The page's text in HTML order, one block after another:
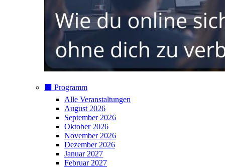
⬛️ Programm
Alle Veranstaltungen
August 2026
September 2026
Oktober 2026
November 2026
Dezember 2026
Januar 2027
Februar 2027